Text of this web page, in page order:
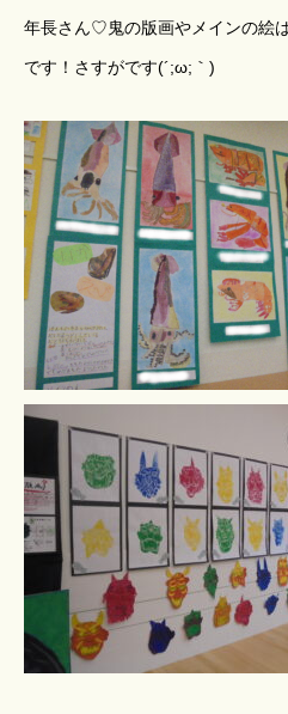
年長さん♡鬼の版画やメインの絵
です！さすがです(´;ω;｀)